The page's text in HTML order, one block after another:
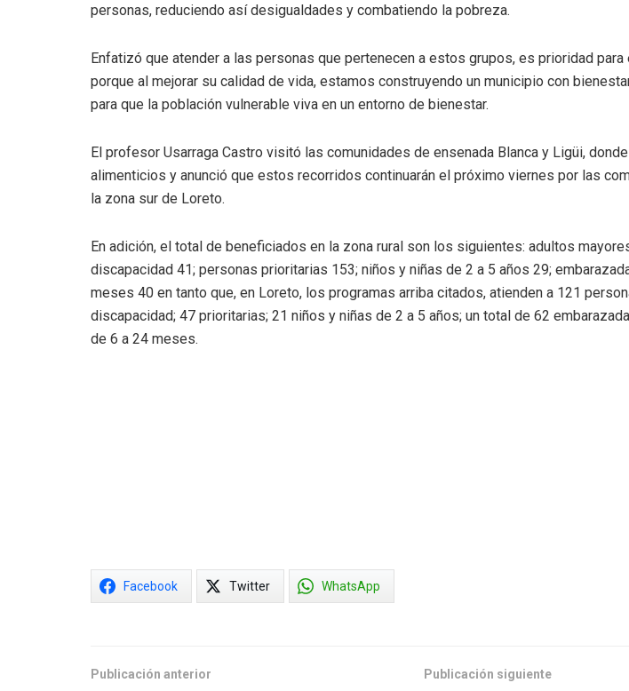
personas, reduciendo así desigualdades y combatiendo la pobreza.
Enfatizó que atender a las personas que pertenecen a estos grupos, es prioridad para
porque al mejorar su calidad de vida, estamos construyendo un municipio con
para que la población vulnerable viva en un entorno de bienestar.
El profesor Usarraga Castro visitó las comunidades de ensenada Blanca y Ligüi,
alimenticios y anunció que estos recorridos continuarán el próximo viernes por las
la zona sur de Loreto.
En adición, el total de beneficiados en la zona rural son los siguientes: adultos
discapacidad 41; personas prioritarias 153; niños y niñas de 2 a 5 años 29;
meses 40 en tanto que, en Loreto, los programas arriba citados, atienden a 121
discapacidad; 47 prioritarias; 21 niños y niñas de 2 a 5 años; un total de 62
de 6 a 24 meses.
Facebook Twitter WhatsApp
Publicación anterior Publicación siguiente